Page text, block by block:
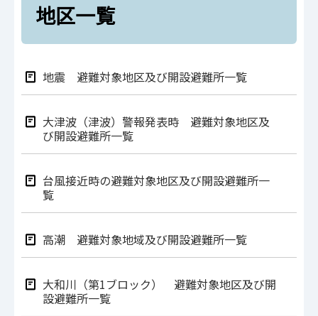
地区一覧
地震 避難対象地区及び開設避難所一覧
大津波（津波）警報発表時 避難対象地区及
び開設避難所一覧
台風接近時の避難対象地区及び開設避難所一
覧
高潮 避難対象地域及び開設避難所一覧
大和川（第1ブロック） 避難対象地区及び開
設避難所一覧